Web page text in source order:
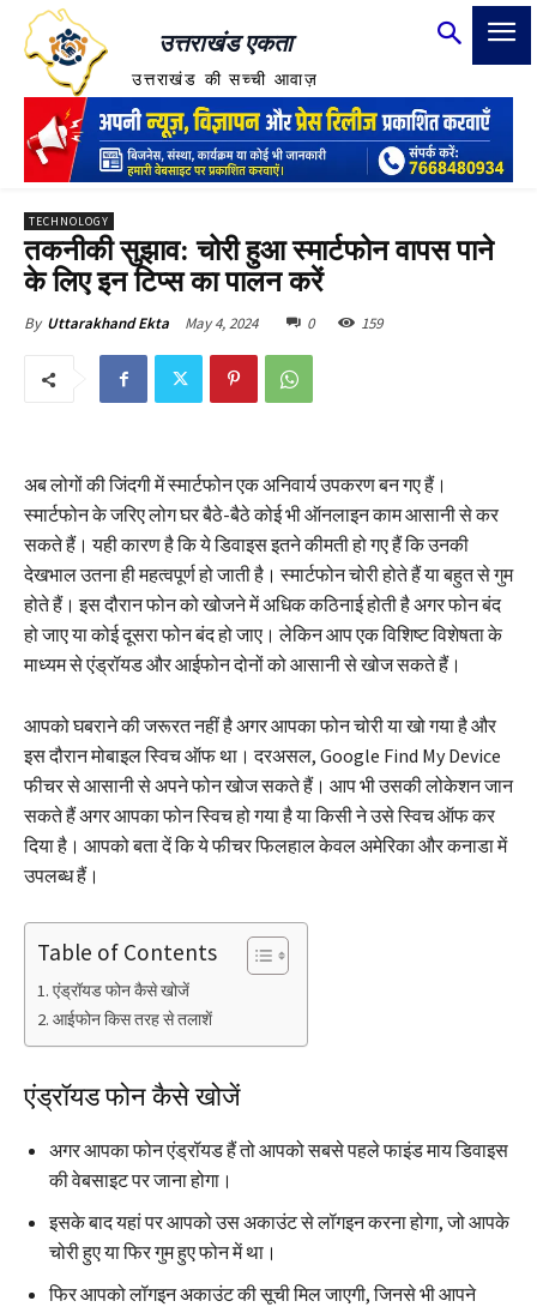
उत्तराखंड एकता
उत्तराखंड की सच्ची आवाज़
TECHNOLOGY
तकनीकी सुझाव: चोरी हुआ स्मार्टफोन वापस पाने
के लिए इन टिप्स का पालन करें
By Uttarakhand Ekta May 4, 2024 0 159
अब लोगों की जिंदगी में स्मार्टफोन एक अनिवार्य उपकरण बन गए हैं।
स्मार्टफोन के जरिए लोग घर बैठे-बैठे कोई भी ऑनलाइन काम आसानी से कर
सकते हैं। यही कारण है कि ये डिवाइस इतने कीमती हो गए हैं कि उनकी
देखभाल उतना ही महत्वपूर्ण हो जाती है। स्मार्टफोन चोरी होते हैं या बहुत से गुम
होते हैं। इस दौरान फोन को खोजने में अधिक कठिनाई होती है अगर फोन बंद
हो जाए या कोई दूसरा फोन बंद हो जाए। लेकिन आप एक विशिष्ट विशेषता के
माध्यम से एंड्रॉयड और आईफोन दोनों को आसानी से खोज सकते हैं।
आपको घबराने की जरूरत नहीं है अगर आपका फोन चोरी या खो गया है और
इस दौरान मोबाइल स्विच ऑफ था। दरअसल, Google Find My Device
फीचर से आसानी से अपने फोन खोज सकते हैं। आप भी उसकी लोकेशन जान
सकते हैं अगर आपका फोन स्विच हो गया है या किसी ने उसे स्विच ऑफ कर
दिया है। आपको बता दें कि ये फीचर फिलहाल केवल अमेरिका और कनाडा में
उपलब्ध हैं।
Table of Contents
एंड्रॉयड फोन कैसे खोजें
आईफोन किस तरह से तलाशें
एंड्रॉयड फोन कैसे खोजें
अगर आपका फोन एंड्रॉयड हैं तो आपको सबसे पहले फाइंड माय डिवाइस
की वेबसाइट पर जाना होगा।
इसके बाद यहां पर आपको उस अकाउंट से लॉगइन करना होगा, जो आपके
चोरी हुए या फिर गुम हुए फोन में था।
फिर आपको लॉगइन अकाउंट की सूची मिल जाएगी, जिनसे भी आपने